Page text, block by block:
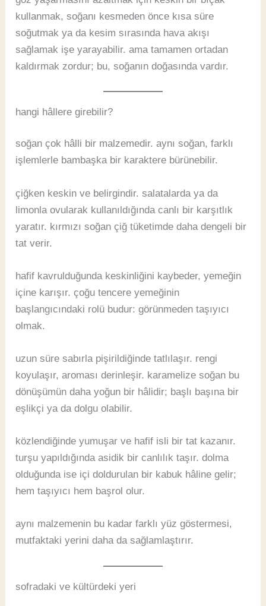
kullanmak, soğanı kesmeden önce kısa süre
soğutmak ya da kesim sırasında hava akışı
sağlamak işe yarayabilir. ama tamamen ortadan
kaldırmak zordur; bu, soğanın doğasında vardır.
hangi hâllere girebilir?
soğan çok hâlli bir malzemedir. aynı soğan, farklı
işlemlerle bambaşka bir karaktere bürünebilir.
çiğken keskin ve belirgindir. salatalarda ya da
limonla ovularak kullanıldığında canlı bir karşıtlık
yaratır. kırmızı soğan çiğ tüketimde daha dengeli bir
tat verir.
hafif kavrulduğunda keskinliğini kaybeder, yemeğin
içine karışır. çoğu tencere yemeğinin
başlangıcındaki rolü budur: görünmeden taşıyıcı
olmak.
uzun süre sabırla pişirildiğinde tatlılaşır. rengi
koyulaşır, aroması derinleşir. karamelize soğan bu
dönüşümün daha yoğun bir hâlidir; başlı başına bir
eşlikçi ya da dolgu olabilir.
közlendiğinde yumuşar ve hafif isli bir tat kazanır.
turşu yapıldığında asidik bir canlılık taşır. dolma
olduğunda ise içi doldurulan bir kabuk hâline gelir;
hem taşıyıcı hem başrol olur.
aynı malzemenin bu kadar farklı yüz göstermesi,
mutfaktaki yerini daha da sağlamlaştırır.
sofradaki ve kültürdeki yeri